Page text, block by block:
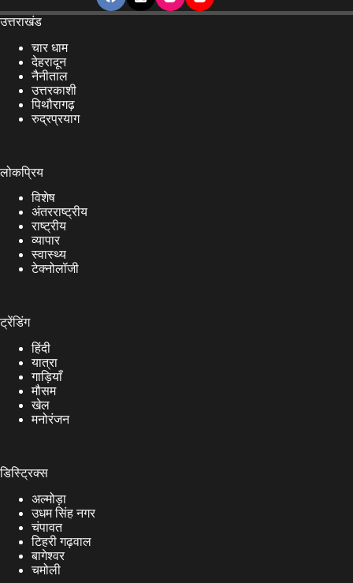
पुलिस
ने
किया
गिरफ्तार
उत्तराखंड
चार धाम
देहरादून
नैनीताल
उत्तरकाशी
पिथौरागढ़
रुद्रप्रयाग
लोकप्रिय
विशेष
अंतरराष्ट्रीय
राष्ट्रीय
व्यापार
स्वास्थ्य
टेक्नोलॉजी
ट्रेंडिंग
हिंदी
यात्रा
गाड़ियाँ
मौसम
खेल
मनोरंजन
डिस्ट्रिक्स
अल्मोड़ा
उधम सिंह नगर
चंपावत
टिहरी गढ़वाल
बागेश्वर
चमोली